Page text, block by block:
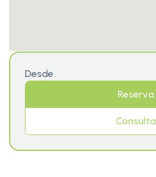
Desde
Reserva
Consulta